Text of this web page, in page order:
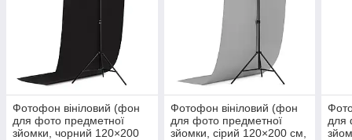
Фотофон вініловий (фон
для фото предметної
зйомки, чорний 120×200
Фотофон вініловий (фон
для фото предметної
зйомки, сірий 120×200 см,
для